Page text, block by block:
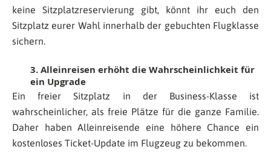
keine Sitzplatzreservierung gibt, könnt ihr euch den
Sitzplatz eurer Wahl innerhalb der gebuchten Flugklasse
sichern.
3. Alleinreisen erhöht die Wahrscheinlichkeit für
ein Upgrade
Ein freier Sitzplatz in der Business-Klasse ist
wahrscheinlicher, als freie Plätze für die ganze Familie.
Daher haben Alleinreisende eine höhere Chance ein
kostenloses Ticket-Update im Flugzeug zu bekommen.